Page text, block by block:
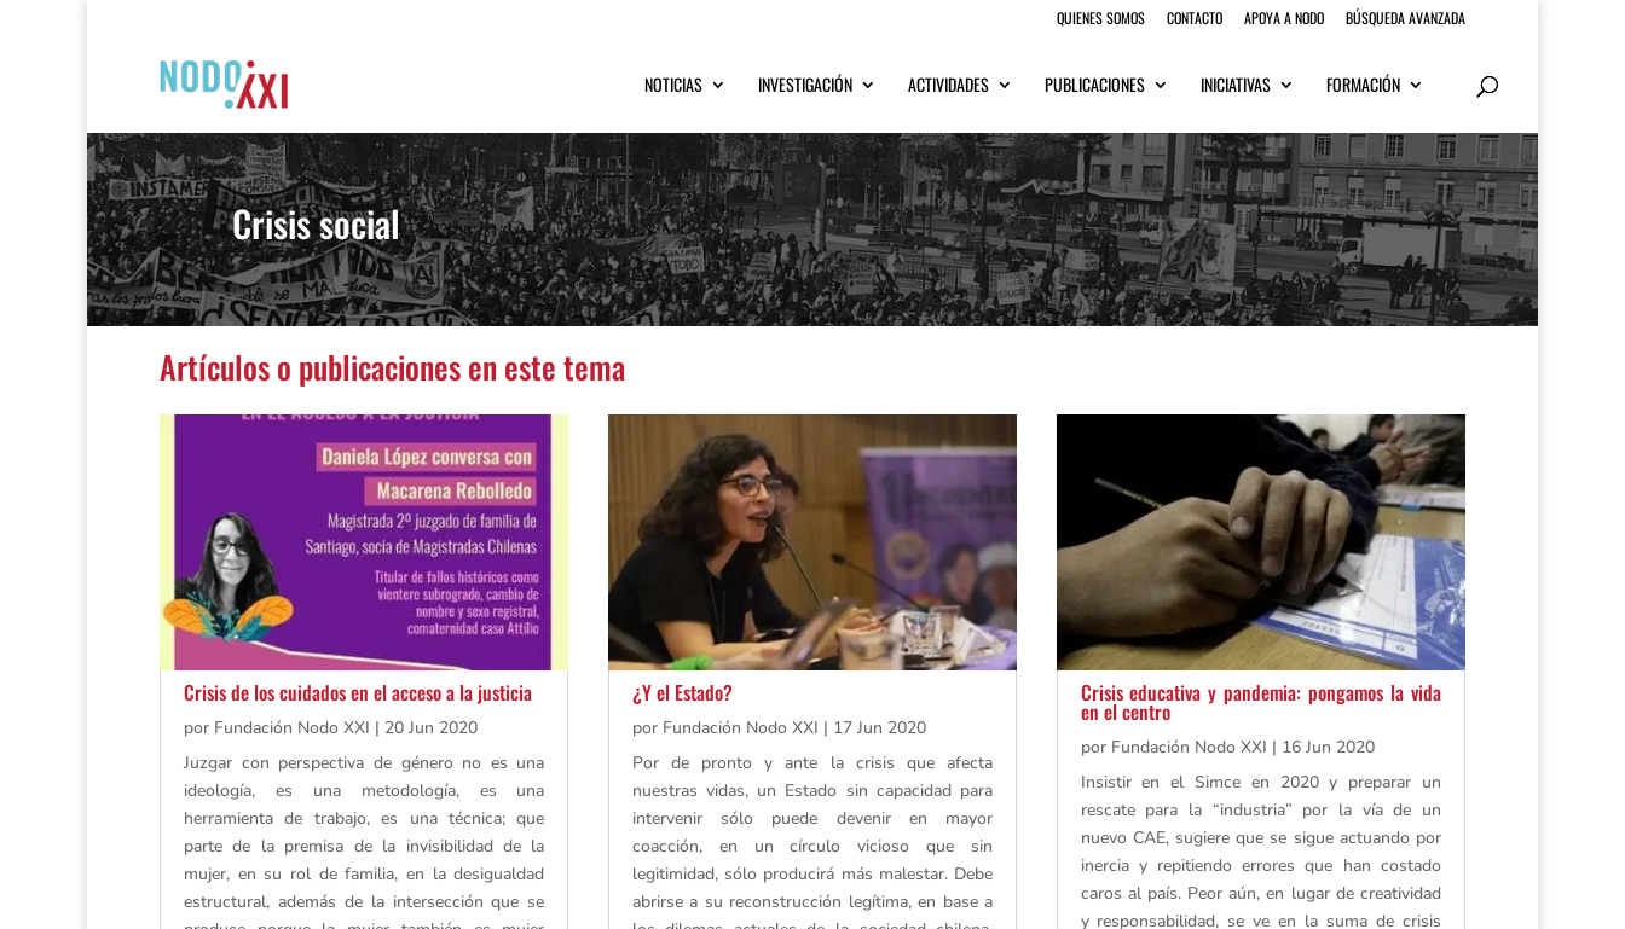
QUIENES SOMOS CONTACTO APOYA A NODO BÚSQUEDA AVANZADA
NOTICIAS INVESTIGACIÓN ACTIVIDADES PUBLICACIONES INICIATIVAS FORMACIÓN
Crisis social
Artículos o publicaciones en este tema
Crisis de los cuidados en el acceso a la justicia
por Fundación Nodo XXI | 20 Jun 2020
Juzgar con perspectiva de género no es una
ideología, es una metodología, es una
herramienta de trabajo, es una técnica; que
parte de la premisa de la invisibilidad de la
mujer, en su rol de familia, en la desigualdad
estructural, además de la intersección que se
¿Y el Estado?
por Fundación Nodo XXI | 17 Jun 2020
Por de pronto y ante la crisis que afecta
nuestras vidas, un Estado sin capacidad para
intervenir sólo puede devenir en mayor
coacción, en un círculo vicioso que sin
legitimidad, sólo producirá más malestar. Debe
abrirse a su reconstrucción legítima, en base a
Crisis educativa y pandemia: pongamos la vida
en el centro
por Fundación Nodo XXI | 16 Jun 2020
Insistir en el Simce en 2020 y preparar un
rescate para la “industria” por la vía de un
nuevo CAE, sugiere que se sigue actuando por
inercia y repitiendo errores que han costado
caros al país. Peor aún, en lugar de creatividad
y responsabilidad, se ve en la suma de crisis